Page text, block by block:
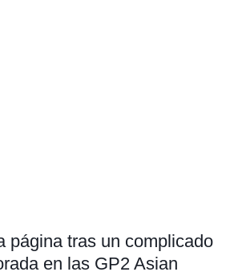
página tras un complicado
en las GP2 Asian